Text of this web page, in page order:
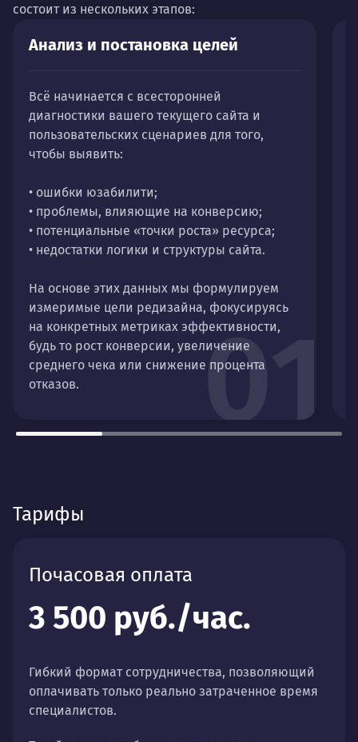
состоит из нескольких этапов:
01
Анализ и постановка целей
Всё начинается с всесторонней
диагностики вашего текущего сайта и
пользовательских сценариев для того,
чтобы выявить:
• ошибки юзабилити;
• проблемы, влияющие на конверсию;
• потенциальные «точки роста» ресурса;
• недостатки логики и структуры сайта.
На основе этих данных мы формулируем
измеримые цели редизайна, фокусируясь
на конкретных метриках эффективности,
будь то рост конверсии, увеличение
среднего чека или снижение процента
отказов.
Тарифы
Почасовая оплата
3 500 руб./час.
Гибкий формат сотрудничества, позволяющий
оплачивать только реально затраченное время
специалистов.